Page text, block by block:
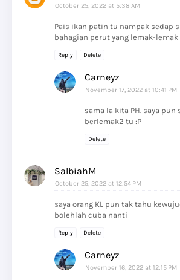
October 25, 2022 at 5:38 AM
Pais ikan patin tu nampak sedap
bahagian perut yang lemak-
Reply Delete
Carneyz
November 17, 2022 at 10:41 PM
sama la kita PH. saya pun
berlemak2 tu :P
Delete
SalbiahM
October 25, 2022 at 12:54 PM
saya orang KL pun tak tahu
bolehlah cuba nanti
Reply Delete
Carneyz
November 16, 2022 at 12:15 PM